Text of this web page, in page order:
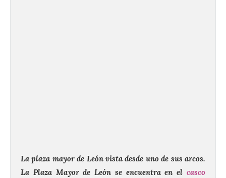
La plaza mayor de León vista desde uno de sus arcos.
La Plaza Mayor de León se encuentra en el casco